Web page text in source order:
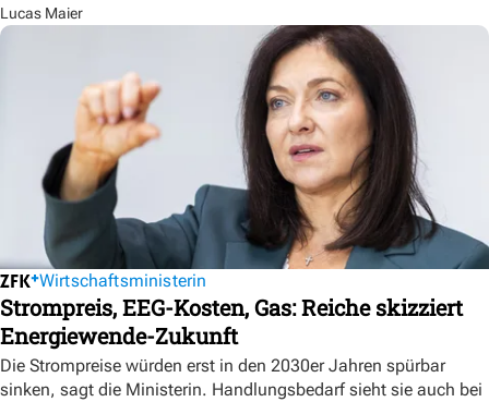
Lucas Maier
Wirtschaftsministerin
Strompreis, EEG-Kosten, Gas: Reiche skizziert
Energiewende-Zukunft
Die Strompreise würden erst in den 2030er Jahren spürbar
sinken, sagt die Ministerin. Handlungsbedarf sieht sie auch bei